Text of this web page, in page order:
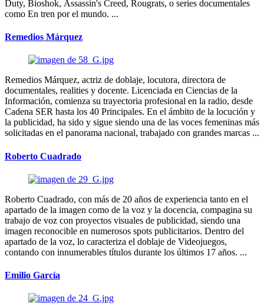
Duty, Bioshok, Assassin's Creed, Rougrats, o series documentales
como En tren por el mundo. ...
Remedios Márquez
Remedios Márquez, actriz de doblaje, locutora, directora de
documentales, realities y docente. Licenciada en Ciencias de la
Información, comienza su trayectoria profesional en la radio, desde
Cadena SER hasta los 40 Principales. En el ámbito de la locución y
la publicidad, ha sido y sigue siendo una de las voces femeninas más
solicitadas en el panorama nacional, trabajado con grandes marcas ...
Roberto Cuadrado
Roberto Cuadrado, con más de 20 años de experiencia tanto en el
apartado de la imagen como de la voz y la docencia, compagina su
trabajo de voz con proyectos visuales de publicidad, siendo una
imagen reconocible en numerosos spots publicitarios. Dentro del
apartado de la voz, lo caracteriza el doblaje de Videojuegos,
contando con innumerables títulos durante los últimos 17 años. ...
Emilio García